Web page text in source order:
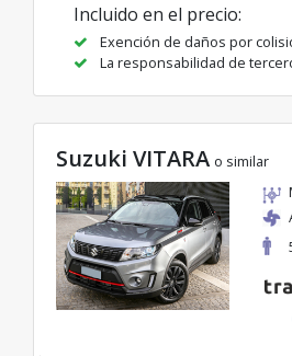
Incluido en el precio:
Exención de daños por
La responsabilidad de
Suzuki VITARA o similar